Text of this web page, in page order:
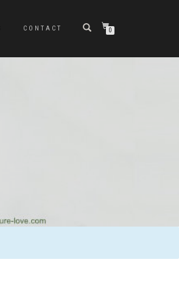
CONTACT 0